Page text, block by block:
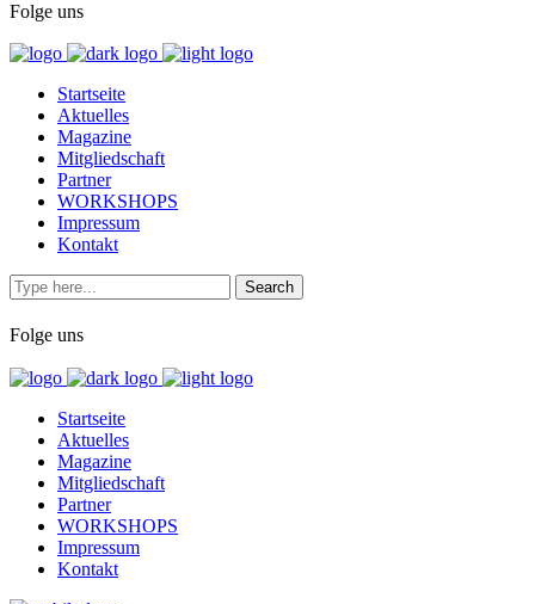
Folge uns
Startseite
Aktuelles
Magazine
Mitgliedschaft
Partner
WORKSHOPS
Impressum
Kontakt
Folge uns
Startseite
Aktuelles
Magazine
Mitgliedschaft
Partner
WORKSHOPS
Impressum
Kontakt